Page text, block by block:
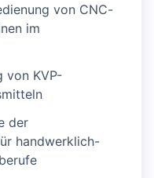
von CNC-
im
von KVP-
der
handwerklich-